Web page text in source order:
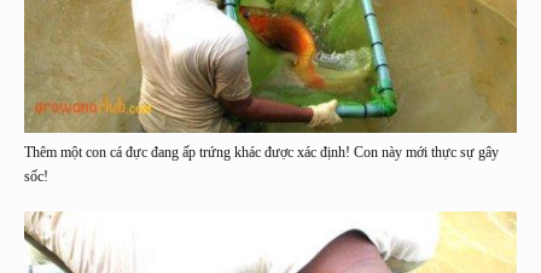
Thêm một con cá đực đang ấp trứng khác được xác định! Con này mới thực sự gây
sốc!